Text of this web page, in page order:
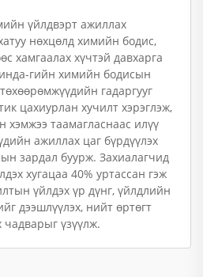
үйлдвэрт ажиллах
нөхцөлд химийн бодис,
хамгаалах хүчтэй давхарга
гийн химийн бодисын
гадаргууг
цахиурлан хучилт хэрэглэж,
хэмжээ таамагласнаас илүү
ажиллах цаг бүрдүүлэх
зардал буурж. Захиалагчид
хугацаа 40% уртассан гэж
үйлдэх үр дүнг, үйлдлийн
дээшлүүлэх, нийт өртөгт
чадварыг үзүүлж.